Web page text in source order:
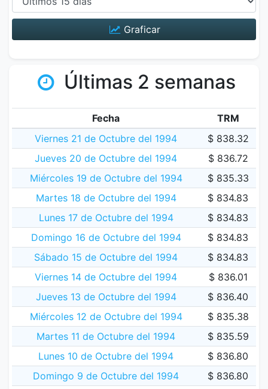
Graficar
Últimas 2 semanas
Fecha
TRM
Viernes 21 de Octubre del 1994
$ 838.32
Jueves 20 de Octubre del 1994
$ 836.72
Miércoles 19 de Octubre del 1994
$ 835.33
Martes 18 de Octubre del 1994
$ 834.83
Lunes 17 de Octubre del 1994
$ 834.83
Domingo 16 de Octubre del 1994
$ 834.83
Sábado 15 de Octubre del 1994
$ 834.83
Viernes 14 de Octubre del 1994
$ 836.01
Jueves 13 de Octubre del 1994
$ 836.40
Miércoles 12 de Octubre del 1994
$ 835.38
Martes 11 de Octubre del 1994
$ 835.59
Lunes 10 de Octubre del 1994
$ 836.80
Domingo 9 de Octubre del 1994
$ 836.80